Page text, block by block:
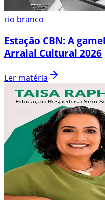
rio branco
Estação CBN: A
Arraial Cultural 2026
Ler matéria